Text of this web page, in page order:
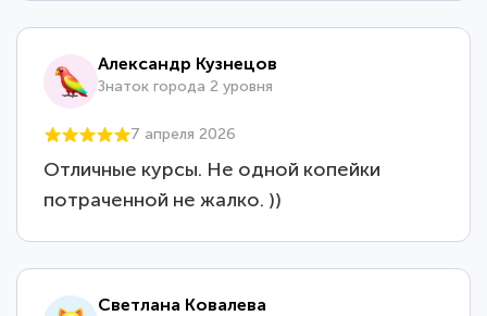
Александр Кузнецов
Знаток города 2 уровня
7 апреля 2026
Отличные курсы. Не одной копейки
потраченной не жалко. ))
Светлана Ковалева